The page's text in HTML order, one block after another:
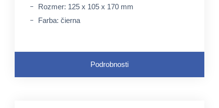
Rozmer: 125 x 105 x 170 mm
Farba: čierna
Podrobnosti